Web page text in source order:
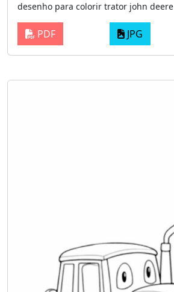
desenho para colorir trator john deere
PDF JPG